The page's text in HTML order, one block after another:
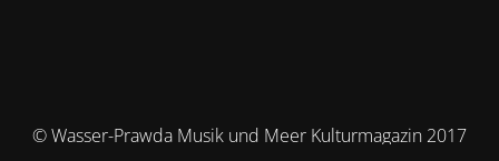
© Wasser-Prawda Musik und Meer Kulturmagazin 2017